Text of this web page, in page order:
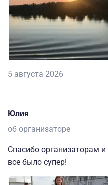
5 августа 2026
Юлия
об организаторе
Спасибо организаторам
все было супер!